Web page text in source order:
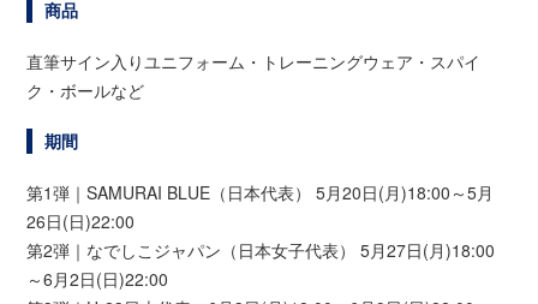
商品
直筆サイン入りユニフォーム・トレーニングウェア・スパイ
ク・ボールなど
期間
第1弾｜SAMURAI BLUE（日本代表） 5月20日(月)18:00～5月
26日(日)22:00
第2弾｜なでしこジャパン（日本女子代表） 5月27日(月)18:00
～6月2日(日)22:00